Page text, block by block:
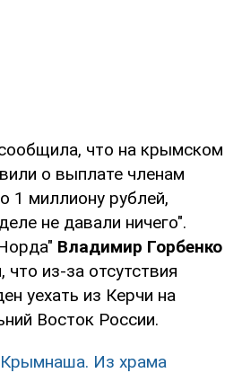
что на крымском
о выплате членам
1 миллиону рублей,
не давали ничего".
Владимир Горбенко
что из-за отсутствия
уехать из Керчи на
Восток России.
Из храма